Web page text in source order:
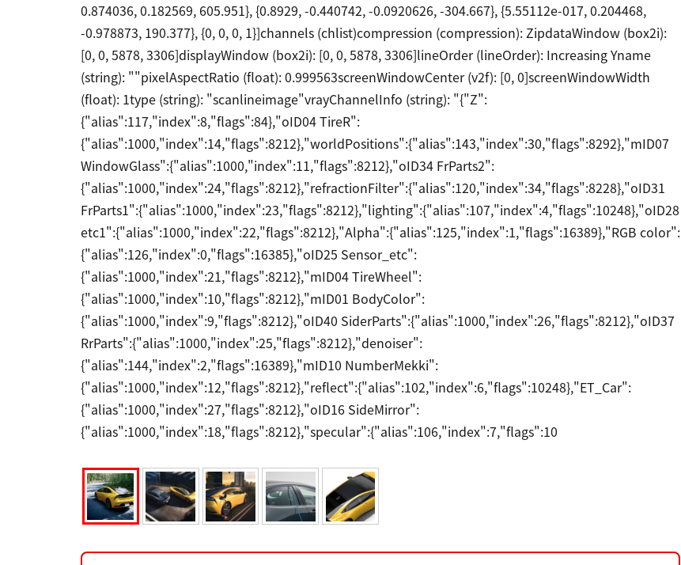
0.874036, 0.182569, 605.951}, {0.8929, -0.440742, -0.0920626, -304.667}, {5.55112e-017, 0.204468,
-0.978873, 190.377}, {0, 0, 0, 1}]channels (chlist)compression (compression): ZipdataWindow (box2i):
[0, 0, 5878, 3306]displayWindow (box2i): [0, 0, 5878, 3306]lineOrder (lineOrder): Increasing Yname
(string): ""pixelAspectRatio (float): 0.999563screenWindowCenter (v2f): [0, 0]screenWindowWidth
(float): 1type (string): "scanlineimage"vrayChannelInfo (string): "{"Z":
{"alias":117,"index":8,"flags":84},"oID04 TireR":
{"alias":1000,"index":14,"flags":8212},"worldPositions":{"alias":143,"index":30,"flags":8292},"mID07
WindowGlass":{"alias":1000,"index":11,"flags":8212},"oID34 FrParts2":
{"alias":1000,"index":24,"flags":8212},"refractionFilter":{"alias":120,"index":34,"flags":8228},"oID31
FrParts1":{"alias":1000,"index":23,"flags":8212},"lighting":{"alias":107,"index":4,"flags":10248},"oID28
etc1":{"alias":1000,"index":22,"flags":8212},"Alpha":{"alias":125,"index":1,"flags":16389},"RGB color":
{"alias":126,"index":0,"flags":16385},"oID25 Sensor_etc":
{"alias":1000,"index":21,"flags":8212},"mID04 TireWheel":
{"alias":1000,"index":10,"flags":8212},"mID01 BodyColor":
{"alias":1000,"index":9,"flags":8212},"oID40 SiderParts":{"alias":1000,"index":26,"flags":8212},"oID37
RrParts":{"alias":1000,"index":25,"flags":8212},"denoiser":
{"alias":144,"index":2,"flags":16389},"mID10 NumberMekki":
{"alias":1000,"index":12,"flags":8212},"reflect":{"alias":102,"index":6,"flags":10248},"ET_Car":
{"alias":1000,"index":27,"flags":8212},"oID16 SideMirror":
{"alias":1000,"index":18,"flags":8212},"specular":{"alias":106,"index":7,"flags":10